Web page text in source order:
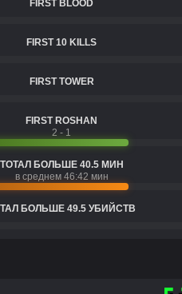
FIRST BLOOD
FIRST 10 KILLS
FIRST TOWER
FIRST ROSHAN
2 - 1
ТОТАЛ БОЛЬШЕ 40.5 МИН
в среднем 46:42 мин
БОЛЬШЕ 49.5 УБИЙСТВ